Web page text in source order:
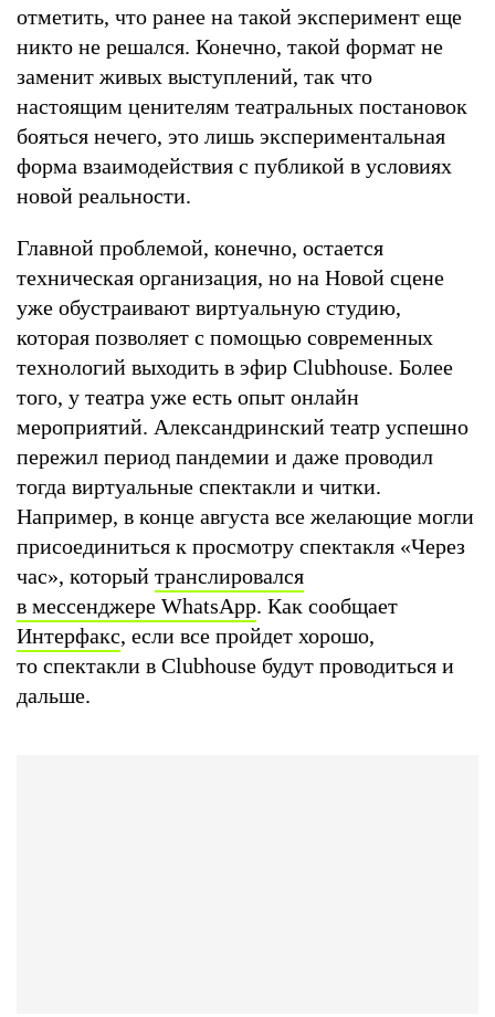
отметить, что ранее на такой эксперимент еще
никто не решался. Конечно, такой формат не
заменит живых выступлений, так что
настоящим ценителям театральных постановок
бояться нечего, это лишь экспериментальная
форма взаимодействия с публикой в условиях
новой реальности.
Главной проблемой, конечно, остается
техническая организация, но на Новой сцене
уже обустраивают виртуальную студию,
которая позволяет с помощью современных
технологий выходить в эфир Clubhouse. Более
того, у театра уже есть опыт онлайн
мероприятий. Александринский театр успешно
пережил период пандемии и даже проводил
тогда виртуальные спектакли и читки.
Например, в конце августа все желающие могли
присоединиться к просмотру спектакля «Через
час», который транслировался
в мессенджере WhatsApp. Как сообщает
Интерфакс, если все пройдет хорошо,
то спектакли в Clubhouse будут проводиться и
дальше.